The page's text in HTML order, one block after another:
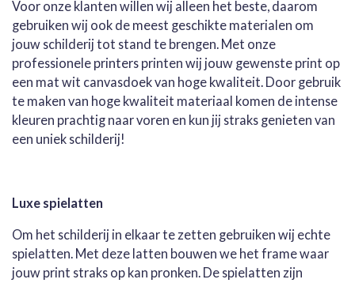
Voor onze klanten willen wij alleen het beste, daarom
gebruiken wij ook de meest geschikte materialen om
jouw schilderij tot stand te brengen. Met onze
professionele printers printen wij jouw gewenste print op
een mat wit canvasdoek van hoge kwaliteit. Door gebruik
te maken van hoge kwaliteit materiaal komen de intense
kleuren prachtig naar voren en kun jij straks genieten van
een uniek schilderij!
Luxe spielatten
Om het schilderij in elkaar te zetten gebruiken wij echte
spielatten. Met deze latten bouwen we het frame waar
jouw print straks op kan pronken. De spielatten zijn